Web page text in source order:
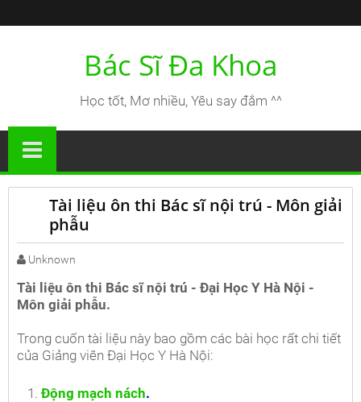
Bác Sĩ Đa Khoa
Học tốt, Mơ nhiều, Yêu say đắm ^^
Tài liệu ôn thi Bác sĩ nội trú - Môn giải
phẫu
Unknown
Tài liệu ôn thi Bác sĩ nội trú - Đại Học Y Hà Nội -
Môn giải phẫu.
Trong cuốn tài liệu này bao gồm các bài học rất chi tiết
của Giảng viên Đại Học Y Hà Nội:
Động mạch nách.